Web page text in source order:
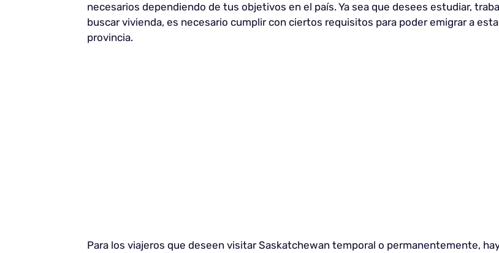
necesarios dependiendo de tus objetivos en el país. Ya sea que desees estudiar,
buscar vivienda, es necesario cumplir con ciertos requisitos para poder emigrar a esta
provincia.
Para los viajeros que deseen visitar Saskatchewan temporal o permanentemente,